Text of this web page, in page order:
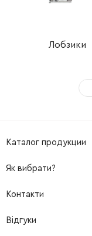
Лобзики
Каталог продукции
Як вибрати?
Контакти
Відгуки